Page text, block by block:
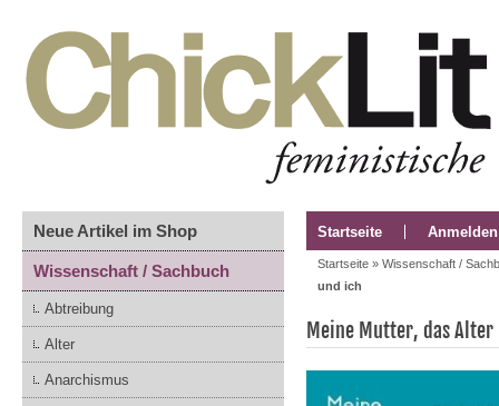
Neue Artikel im Shop
Wissenschaft / Sachbuch
Abtreibung
Alter
Anarchismus
Startseite Anmelden
Startseite » Wissenschaft /
und ich
Meine Mutter, das